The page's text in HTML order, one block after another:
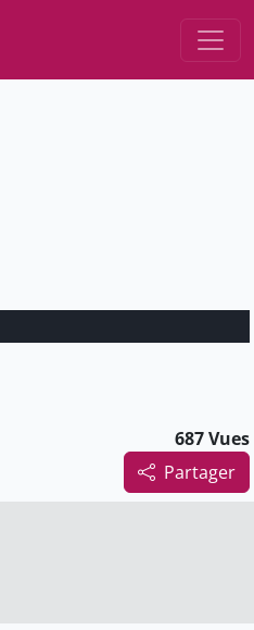
687 Vues
Partager